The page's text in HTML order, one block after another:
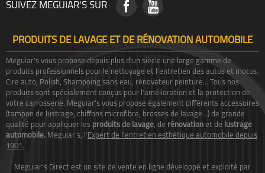
SUIVEZ MEGUIAR'S SUR
PRODUITS DE LAVAGE ET DE RÉNOVATION AUTOMOBILE
Meguiar’s vous propose depuis plus d’un siècle une large gamme de
produits professionnels pour le nettoyage et l’entretien des autos et motos.
Cire auto, Polish, Shampoing sans eau, rénovateur peinture… Tous nos
produits sont spécialement conçus pour l’amélioration et la protection de
votre carrosserie. Meguiar’s vous propose également différents accessoires
(tampon de lustrage, chiffons microfibre, brosses de lavage…) de grande
qualité pour appliquer les produits de lavage, de rénovation et de lustrage
automobile. Meguiar’s, l' Expert de l’entretien esthétique automobile depuis
1901.
Meguiar’s Direct est un site de vente en ligne développé et exploité par